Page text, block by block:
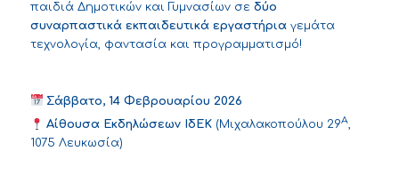
παιδιά Δημοτικών και Γυμνασίων σε δύο
συναρπαστικά εκπαιδευτικά εργαστήριαγεμάτα
τεχνολογία, φαντασία και προγραμματισμό!
Σάββατο, 14 Φεβρουαρίου 2026
Αίθουσα Εκδηλώσεων ΙδΕΚ (Μιχαλακοπούλου 29Α,
1075 Λευκωσία)